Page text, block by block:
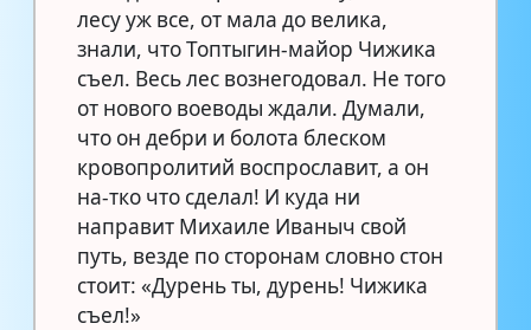
лесу уж все, от мала до велика,
знали, что Топтыгин-майор Чижика
съел. Весь лес вознегодовал. Не того
от нового воеводы ждали. Думали,
что он дебри и болота блеском
кровопролитий воспрославит, а он
на-тко что сделал! И куда ни
направит Михаиле Иваныч свой
путь, везде по сторонам словно стон
стоит: «Дурень ты, дурень! Чижика
съел!»